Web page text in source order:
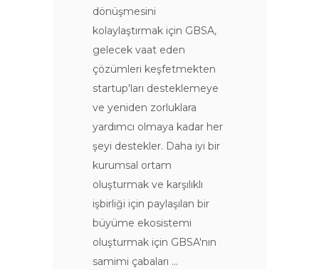
dönüşmesini
kolaylaştırmak için GBSA,
gelecek vaat eden
çözümleri keşfetmekten
startup'ları desteklemeye
ve yeniden zorluklara
yardımcı olmaya kadar her
şeyi destekler. Daha iyi bir
kurumsal ortam
oluşturmak ve karşılıklı
işbirliği için paylaşılan bir
büyüme ekosistemi
oluşturmak için GBSA'nın
samimi çabaları